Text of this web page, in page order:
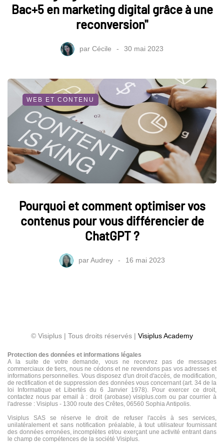
Bac+5 en marketing digital grâce à une
reconversion"
par Cécile 30 mai 2023
WEB ET CONTENU
Pourquoi et comment optimiser vos
contenus pour vous différencier de
ChatGPT ?
parAudrey 16 mai 2023
© Visiplus | Tous droits réservés | Visiplus Academy
Protection des données et informations légales
A la suite de votre demande, vous ne recevrez pas de messages
commerciaux de tiers, nous ne cédons et ne revendons pas vos adresses et
informations personnelles. Vous disposez d'un droit d'accès, de modification,
de rectification et de suppression des données vous concernant (art. 34 de la
loi Informatique et Libertés du 6 Janvier 1978). Pour exercer ce droit,
contactez nous par email à : droit (arobase) visiplus.com ou par courrier à
l'adresse : Visiplus - 1300 route des Crêtes, 06560 Sophia Antipolis.
Visiplus SAS se réserve le droit de refuser l'accès à ses services,
unilatéralement et sans notification préalable, à tout utilisateur fournissant
des données erronées, incomplètes et/ou exerçant une activité entrant dans
le champ de compétences de la société Visiplus.